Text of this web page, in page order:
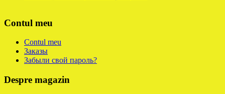
Contul meu
Contul meu
Заказы
Забыли свой пароль?
Despre magazin